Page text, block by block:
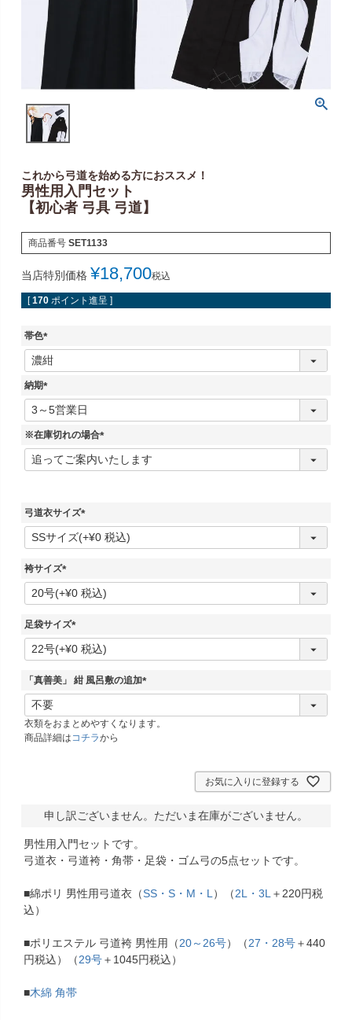
これから弓道を始める方におススメ！
男性用入門セット
【初心者 弓具 弓道】
商品番号 SET1133
当店特別価格 ¥18,700税込
[ 170 ポイント進呈 ]
帯色
(
必
納期
(
必
須
)
※在庫切れの場合
(
必
弓道衣サイズ
(
必
袴サイズ
(
必
)
足袋サイズ
(
必
)
「真善美」 紺 風呂敷の追加
(
須
衣類をおまとめやすくなります。
商品詳細はコチラから
お気に入りに登録する
申し訳ございません。ただいま在庫がございません。
男性用入門セットです。
弓道衣・弓道袴・角帯・足袋・ゴム弓の5点セットです。
■綿ポリ 男性用弓道衣（SS・S・M・L ）（2L・3L ＋220円税
込）
■ポリエステル 弓道袴 男性用（20～26号）（27・28号＋440
円税込）（29号＋1045円税込）
■木綿 角帯